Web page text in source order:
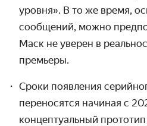
уровня». В то же время,
сообщений, можно
Маск не уверен в
премьеры.
Сроки появления
переносятся начиная с
концептуальный